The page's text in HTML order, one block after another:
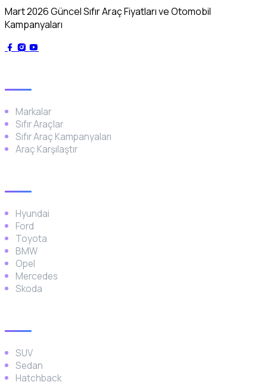
Mart 2026 Güncel Sıfır Araç Fiyatları ve Otomobil
Kampanyaları
Markalar
Sıfır Araçlar
Sıfır Araç Kampanyaları
Araç Karşılaştır
Hyundai
Ford
Toyota
BMW
Opel
Mercedes
Skoda
SUV
Sedan
Hatchback